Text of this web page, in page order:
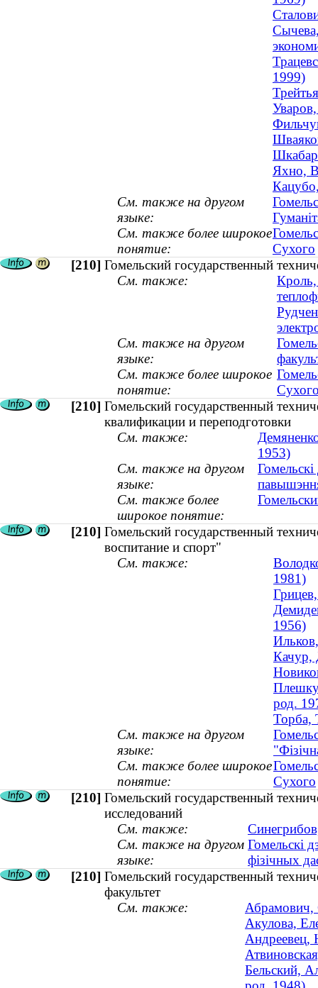
1999)
Яхно,
См. также на другом
языке:
См. также более широкое
понятие:
Сухого
[210] Гомельский государственный
См. также:
Кроль,
См. также на другом
языке:
См. также более широкое
понятие:
[210] Гомельский государственный
квалификации и переподготовки
См. также:
1953)
См. также на другом
языке:
См. также более
широкое понятие:
[210] Гомельский государственный
воспитание и спорт"
См. также:
1981)
1956)
Качур,
род.
Торба,
См. также на другом
языке:
См. также более широкое
понятие:
Сухого
[210] Гомельский государственный
исследований
См. также:
См. также на другом
языке:
Гомельскі
фізічных
[210] Гомельский государственный
факультет
См. также:
Абрамович,
Акулова,
Андреевец,
Бельский,